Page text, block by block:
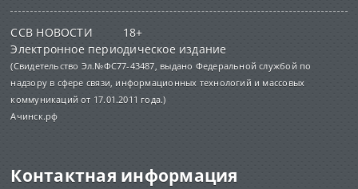
ССВ НОВОСТИ 18+
Электронное периодическое издание
(Свидетельство Эл.№ФС77-43487, выдано Федеральной службой по
надзору в сфере связи, информационных технологий и массовых
коммуникаций от 17.01.2011 года.)
Ачинск.рф
Контактная информация